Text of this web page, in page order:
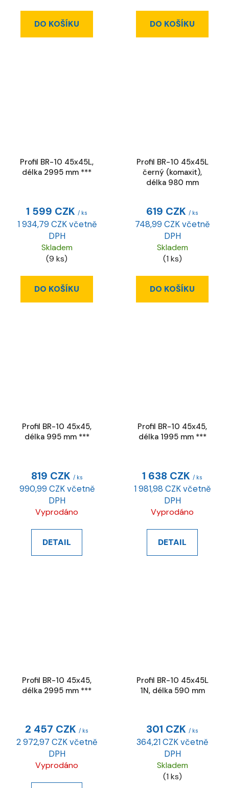
DO KOŠÍKU DO KOŠÍKU
Profil BR-10 45x45L,
délka 2995 mm ***
1 599 CZK / ks
1 934,79 CZK včetně
DPH
Skladem
(9 ks)
DO KOŠÍKU
Profil BR-10 45x45L
černý (komaxit),
délka 980 mm
619 CZK / ks
748,99 CZK včetně
DPH
Skladem
(1 ks)
DO KOŠÍKU
Profil BR-10 45x45,
délka 995 mm ***
819 CZK / ks
990,99 CZK včetně
DPH
Vyprodáno
DETAIL
Profil BR-10 45x45,
délka 1995 mm ***
1 638 CZK / ks
1 981,98 CZK včetně
DPH
Vyprodáno
DETAIL
Profil BR-10 45x45,
délka 2995 mm ***
2 457 CZK / ks
2 972,97 CZK včetně
DPH
Vyprodáno
Profil BR-10 45x45L
1N, délka 590 mm
301 CZK / ks
364,21 CZK včetně
DPH
Skladem
(1 ks)